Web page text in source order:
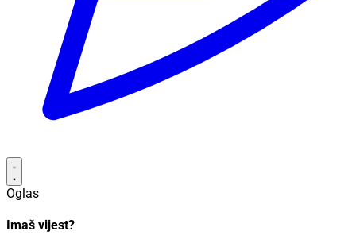
Oglas
Imaš vijest?